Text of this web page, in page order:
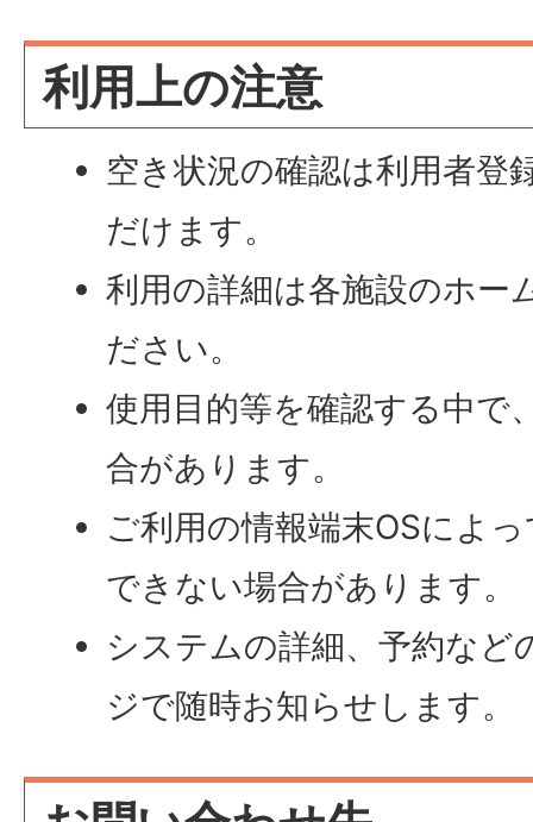
利用上の注意
空き状況の確認は利用者登
だけます。
利用の詳細は各施設のホー
ださい。
使用目的等を確認する中で
合があります。
ご利用の情報端末OSによ
できない場合があります。
システムの詳細、予約など
ジで随時お知らせします。